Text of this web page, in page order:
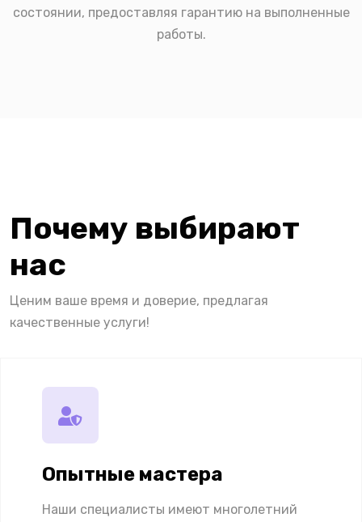
состоянии, предоставляя гарантию на выполненные
работы.
Почему выбирают
нас
Ценим ваше время и доверие, предлагая
качественные услуги!
Опытные мастера
Наши специалисты имеют многолетний